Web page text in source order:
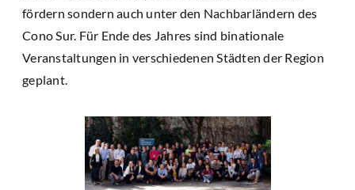
fördern sondern auch unter den Nachbarländern des
Cono Sur. Für Ende des Jahres sind binationale
Veranstaltungen in verschiedenen Städten der Region
geplant.